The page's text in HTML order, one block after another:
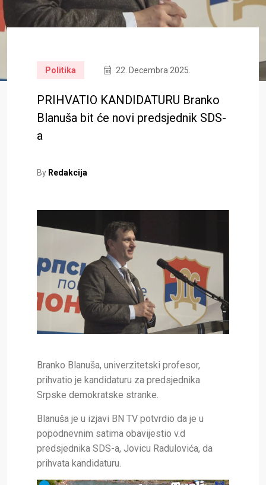
Politika 22. Decembra 2025.
PRIHVATIO KANDIDATURU Branko
Blanuša bit će novi predsjednik SDS-
a
By Redakcija
Branko Blanuša, univerzitetski profesor,
prihvatio je kandidaturu za predsjednika
Srpske demokratske stranke.
Blanuša je u izjavi BN TV potvrdio da je u
popodnevnim satima obavijestio v.d
predsjednika SDS-a, Jovicu Radulovića, da
prihvata kandidaturu.